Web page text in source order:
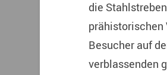
die
prähistorischen
Besucher auf
verblassenden